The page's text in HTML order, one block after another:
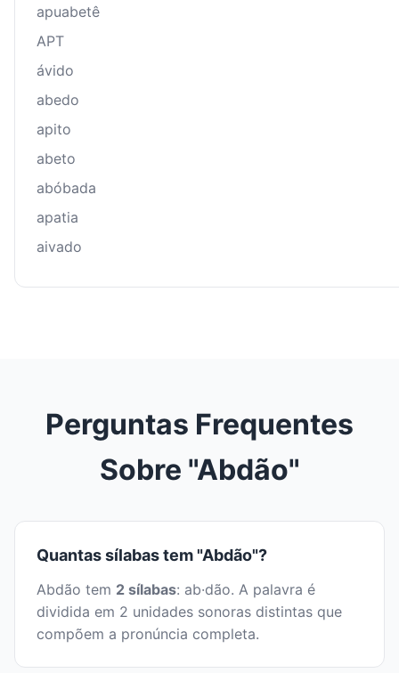
apuabetê
APT
ávido
abedo
apito
abeto
abóbada
apatia
aivado
Perguntas Frequentes
Sobre "Abdão"
Quantas sílabas tem "Abdão"?
Abdão tem 2 sílabas: ab·dão. A palavra é
dividida em 2 unidades sonoras distintas que
compõem a pronúncia completa.